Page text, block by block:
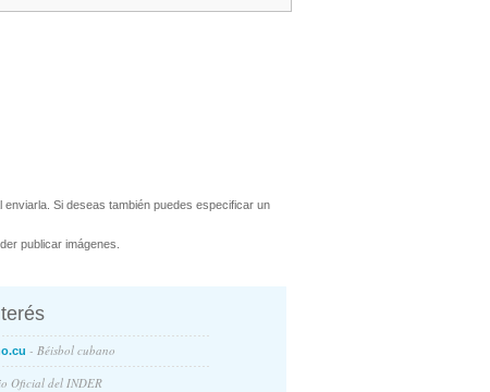
Si deseas también puedes especificar un
publicar imágenes.
- Béisbol cubano
Oficial del INDER